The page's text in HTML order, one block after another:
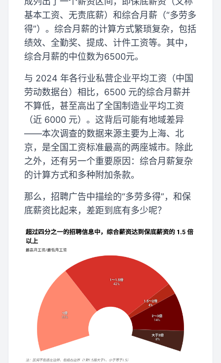
基本工资、无责底薪）和综合月薪（“多劳多
得”）。综合月薪的计算方式繁琐复杂，包括
绩效、全勤奖、提成、计件工资等。其中，
综合月薪的中位数为6500元。
与 2024 年各行业私营企业平均工资（中国
劳动数据台）相比，6500 元的综合月薪并
不算低，甚至高出了全国制造业平均工资
（近 6000 元）。这背后可能有地域差异
——本次调查的数据来源主要为上海、北
京，是全国工资标准最高的两座城市。除此
之外，还有另一个重要原因：综合月薪复杂
的计算方式和多种附加条款。
那么，招聘广告中描绘的“多劳多得”，和保
底薪资比起来，差距到底有多少呢？